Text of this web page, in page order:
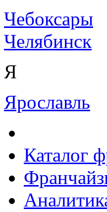
Чебоксары
Челябинск
Я
Ярославль
Каталог